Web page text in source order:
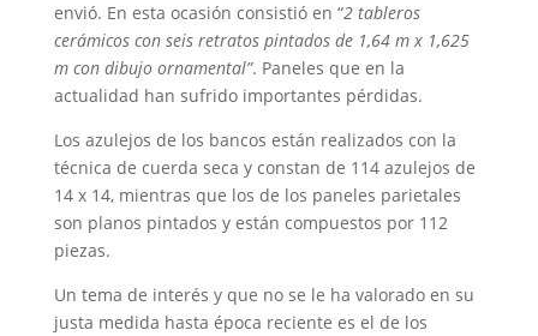
envió. En esta ocasión consistió en “2 tableros
cerámicos con seis retratos pintados de 1,64 m x 1,625
m con dibujo ornamental”. Paneles que en la
actualidad han sufrido importantes pérdidas.
Los azulejos de los bancos están realizados con la
técnica de cuerda seca y constan de 114 azulejos de
14 x 14, mientras que los de los paneles parietales
son planos pintados y están compuestos por 112
piezas.
Un tema de interés y que no se le ha valorado en su
justa medida hasta época reciente es el de los